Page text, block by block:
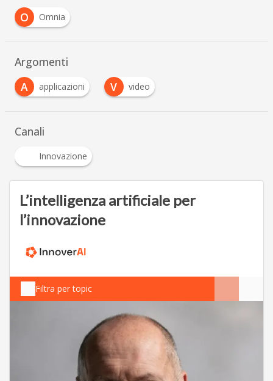
O
Omnia
Argomenti
A
applicazioni V video
Canali
Innovazione
L’intelligenza artificiale per
l’innovazione
Filtra per topic